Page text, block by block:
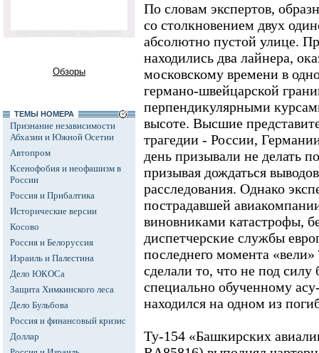
Обзоры
ТЕМЫ НОМЕРА
Признание независимости
Абхазии и Южной Осетии
Автопром
Ксенофобия и неофашизм в
России
Россия и Прибалтика
Исторические версии
Косово
Россия и Белоруссия
Израиль и Палестина
Дело ЮКОСа
Защита Химкинского леса
Дело Бульбова
Россия и финансовый кризис
Доллар
По словам экспертов,
со столкновением двух
абсолютно пустой улице.
находились два лайнера,
московскому времени в
германо-швейцарской
перпендикулярными
высоте. Высшие
трагедии - России,
день призывали не делать
призывая дождаться
расследования. Однако
пострадавшей
виновниками катастрофы,
диспетчерские службы
последнего момента
сделали то, что не под
специально обученному
находился на одном из
Ту-154 «Башкирских